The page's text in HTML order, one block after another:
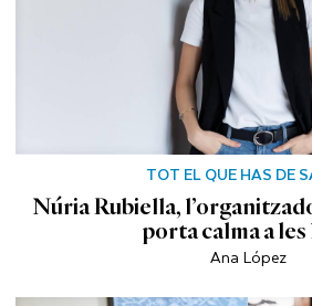
TOT EL QUE HAS DE
Núria Rubiella,
porta calma a
Ana López